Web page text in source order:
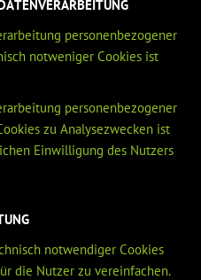
personenbezogener
notweniger Cookies ist
personenbezogener
zu Analysezwecken ist
Einwilligung des Nutzers
notwendiger Cookies
die Nutzer zu vereinfachen.